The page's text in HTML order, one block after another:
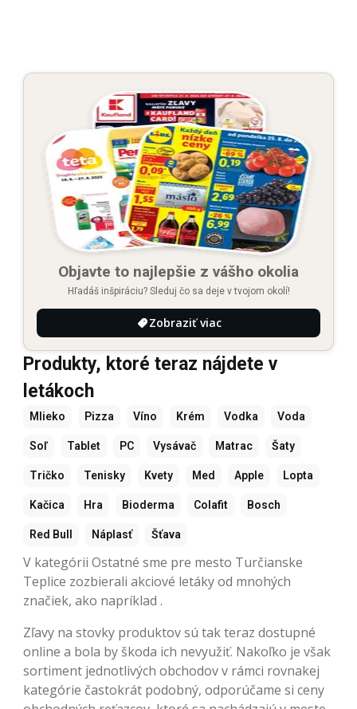
Objavte to najlepšie z vášho okolia
Hľadáš inšpiráciu? Sleduj čo sa deje v tvojom okolí!
Zobraziť viac
Produkty, ktoré teraz nájdete v
letákoch
Mlieko Pizza Víno Krém Vodka Voda
Soľ Tablet PC Vysávač Matrac Šaty
Tričko Tenisky Kvety Med Apple Lopta
Kačica Hra Bioderma Colafit Bosch
Red Bull Náplasť Šťava
V kategórii Ostatné sme pre mesto Turčianske
Teplice zozbierali akciové letáky od mnohých
značiek, ako napríklad .
Zľavy na stovky produktov sú tak teraz dostupné
online a bola by škoda ich nevyužiť. Nakoľko je však
sortiment jednotlivých obchodov v rámci rovnakej
kategórie častokrát podobný, odporúčame si ceny